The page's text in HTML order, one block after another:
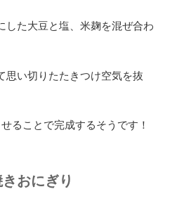
た大豆と塩、米麹を混ぜ合わ
い切りたたきつけ空気を抜
ることで完成するそうです！
おにぎり